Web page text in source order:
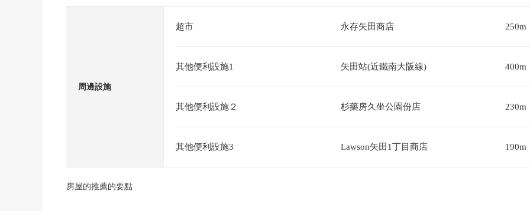
周邊設施
超市 永存矢田商店 250m
其他便利設施1 矢田站(近鐵南大阪線) 400m
其他便利設施２ 杉藥房久坐公園份店 230m
其他便利設施3 Lawson矢田1丁目商店 190m
房屋的推薦的要點